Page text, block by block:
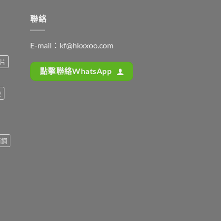
聯絡
E-mail： kf@hkxxoo.com
點擊聯絡WhatsApp